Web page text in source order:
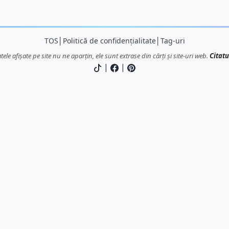
TOS Politică de confidențialitate│ Tag-uri
afișate pe site nu ne aparțin, ele sunt extrase din cărți și site-uri web.
| |